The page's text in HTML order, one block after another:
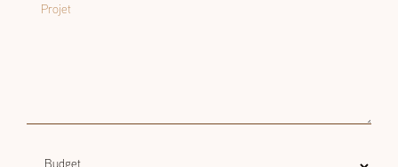
Projet
Budget
Budget estimatif